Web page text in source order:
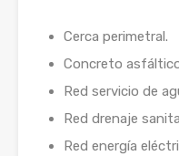
Cerca perimetral.
Concreto
Red servicio de
Red drenaje
Red energía